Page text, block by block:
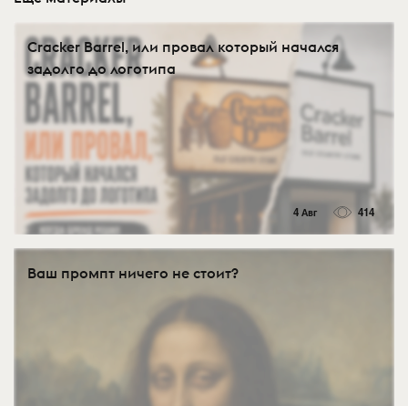
Cracker Barrel, или провал который начался
задолго до логотипа
4 Авг 414
Ваш промпт ничего не стоит?